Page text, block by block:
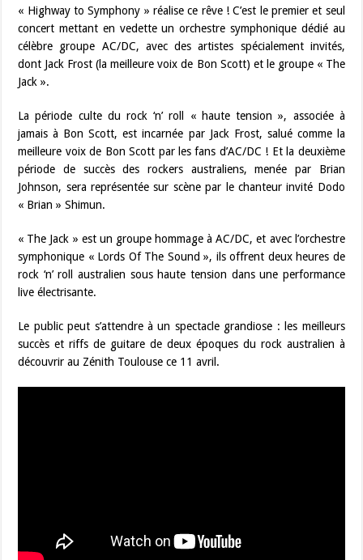
« Highway to Symphony » réalise ce rêve ! C’est le premier et seul
concert mettant en vedette un orchestre symphonique dédié au
célèbre groupe AC/DC, avec des artistes spécialement invités,
dont Jack Frost (la meilleure voix de Bon Scott) et le groupe « The
Jack ».
La période culte du rock ‘n’ roll « haute tension », associée à
jamais à Bon Scott, est incarnée par Jack Frost, salué comme la
meilleure voix de Bon Scott par les fans d’AC/DC ! Et la deuxième
période de succès des rockers australiens, menée par Brian
Johnson, sera représentée sur scène par le chanteur invité Dodo
« Brian » Shimun.
« The Jack » est un groupe hommage à AC/DC, et avec l’orchestre
symphonique « Lords Of The Sound », ils offrent deux heures de
rock ‘n’ roll australien sous haute tension dans une performance
live électrisante.
Le public peut s’attendre à un spectacle grandiose : les meilleurs
succès et riffs de guitare de deux époques du rock australien à
découvrir au Zénith Toulouse ce 11 avril.